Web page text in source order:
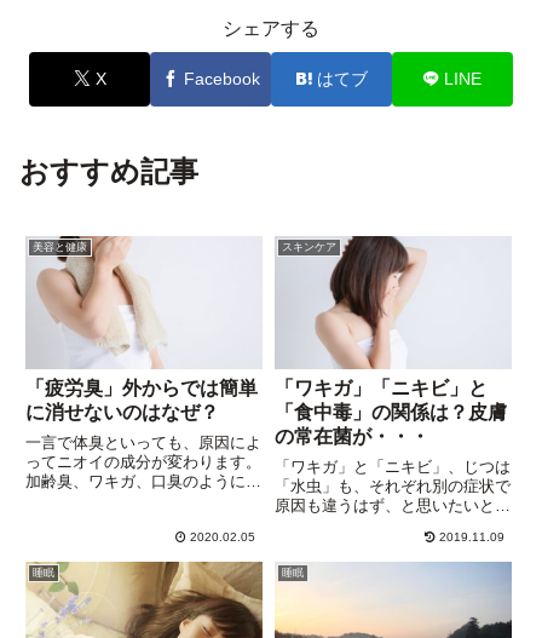
シェアする
X Facebook はてブ LINE
おすすめ記事
美容と健康
「疲労臭」外からでは簡単
に消せないのはなぜ？
一言で体臭といっても、原因によ
ってニオイの成分が変わります。
加齢臭、ワキガ、口臭のように、
あたらないケースも。アンモニア
臭！「疲労臭」とも呼ばれるそう
ですが、実際にこのニオイが体
か...
2020.02.05
スキンケア
「ワキガ」「ニキビ」と
「食中毒」の関係は？皮膚
の常在菌が・・・
「ワキガ」と「ニキビ」、じつは
「水虫」も、それぞれ別の症状で
原因も違うはず、と思いたいとこ
が・・・。この３つは、皮膚つな
がりでなんとなく理解できそうで
すが、「食中毒」にも関係がある
き...
2019.11.09
睡眠 睡眠